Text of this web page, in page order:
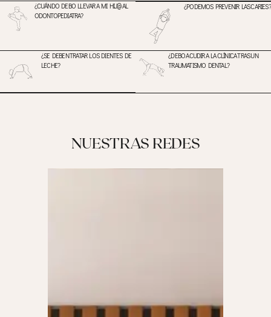
¿CUÁNDO DEBO LLEVAR A MI HIJ@ AL
ODONTOPEDIATRA?
¿PODEMOS PREVENIR LAS CARIES?
¿SE DEBEN TRATAR LOS DIENTES DE
LECHE?
¿DEBO ACUDIR A LA CLÍNICA TRAS UN
TRAUMATISMO DENTAL?
NUESTRAS REDES